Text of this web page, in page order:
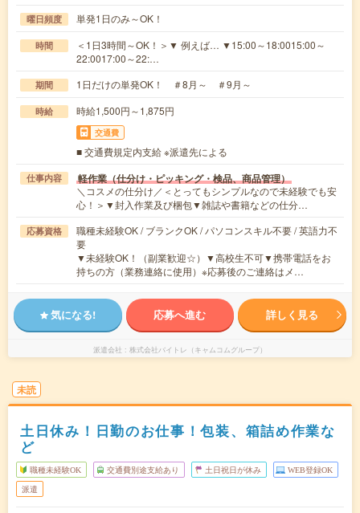
曜日頻度 単発1日のみ～OK！
時間
＜1日3時間～OK！＞▼ 例えば… ▼15:00～18:0015:00～
22:0017:00～22:…
期間 1日だけの単発OK！ ＃8月～ ＃9月～
時給 時給1,500円～1,875円
交通費
■ 交通費規定内支給 ※派遣先による
仕事内容 軽作業（仕分け・ピッキング・検品、商品管理）
＼コスメの仕分け／＜とってもシンプルなので未経験でも安
心！＞▼封入作業及び梱包▼雑誌や書籍などの仕分…
応募資格
職種未経験OK / ブランクOK / パソコンスキル不要 / 英語力不
要
▼未経験OK！（副業歓迎☆）▼高校生不可▼携帯電話をお
持ちの方（業務連絡に使用）※応募後のご連絡はメ…
気になる! 応募へ進む 詳しく見る
派遣会社 株式会社バイトレ（キャムコムグループ）
未読
土日休み！日勤のお仕事！包装、箱詰め作業な
ど
職種未経験OK 交通費別途支給あり 土日祝日が休み WEB登録OK
派遣